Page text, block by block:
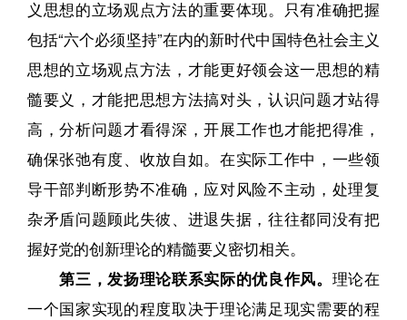
义思想的立场观点方法的重要体现。只有准确把握
包括“六个必须坚持”在内的新时代中国特色社会主义
思想的立场观点方法，才能更好领会这一思想的精
髓要义，才能把思想方法搞对头，认识问题才站得
高，分析问题才看得深，开展工作也才能把得准，
确保张弛有度、收放自如。在实际工作中，一些领
导干部判断形势不准确，应对风险不主动，处理复
杂矛盾问题顾此失彼、进退失据，往往都同没有把
握好党的创新理论的精髓要义密切相关。
第三，发扬理论联系实际的优良作风。 理论在
一个国家实现的程度取决于理论满足现实需要的程